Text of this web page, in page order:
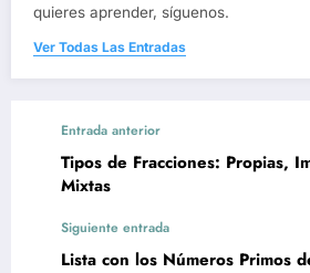
quieres aprender, síguenos.
Ver Todas Las Entradas
Entrada anterior
Tipos de Fracciones: Propias,
Mixtas
Siguiente entrada
Lista con los Números Primos